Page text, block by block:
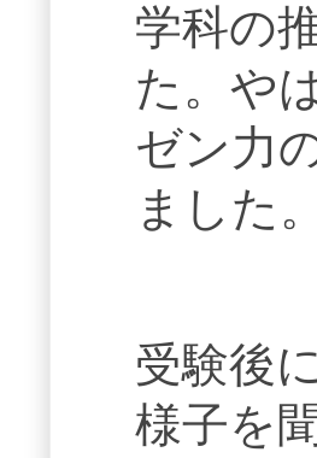
学科の
た。や
ゼン力
ました。
受験後
様子を